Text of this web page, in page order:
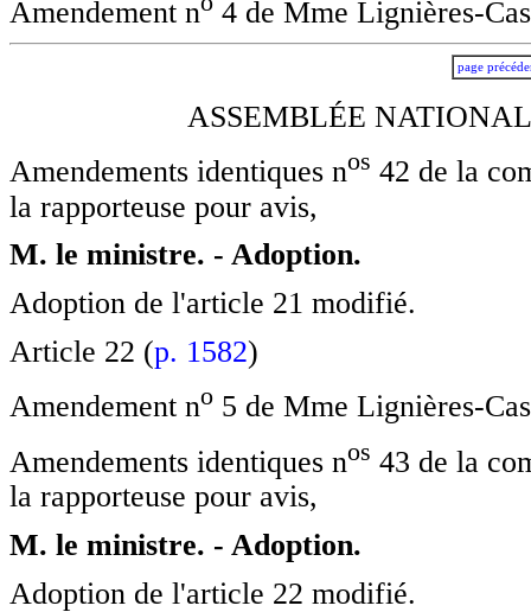
Amendement n 4 de Mme Lignières-
page
ASSEMBLÉE
Amendements identiques nos 42 de la
la rapporteuse pour avis,
M. le ministre. - Adoption.
Adoption de l'article 21 modifié.
Article 22 (p. 1582)
Amendement no 5 de Mme Lignières-
Amendements identiques nos 43 de la
la rapporteuse pour avis,
M. le ministre. - Adoption.
Adoption de l'article 22 modifié.